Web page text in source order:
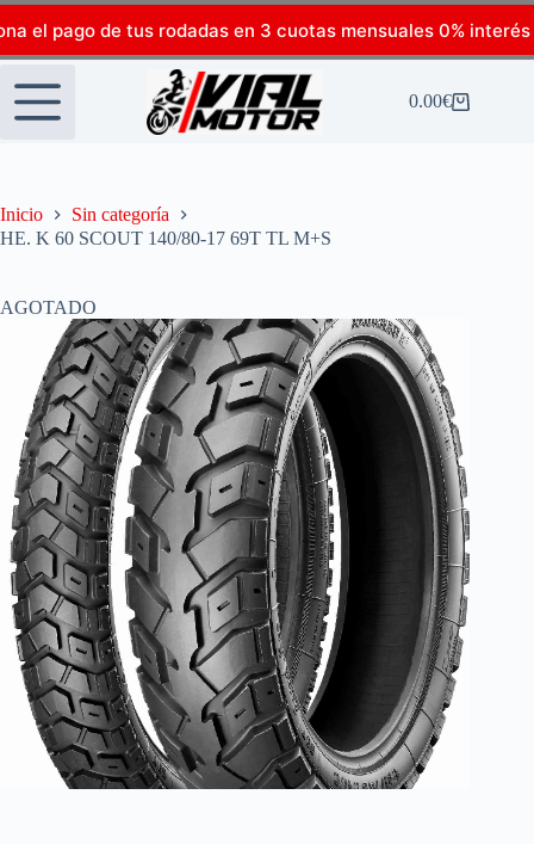
el pago de tus rodadas en 3 cuotas mensuales 0% interés
0.00€
Inicio
Sin categoría
HE. K 60 SCOUT 140/80-17 69T TL M+S
AGOTADO